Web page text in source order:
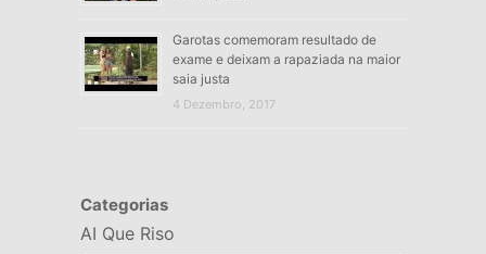
Garotas comemoram resultado de
exame e deixam a rapaziada na maior
saia justa
4 Dezembro, 2017
Categorias
AI Que Riso